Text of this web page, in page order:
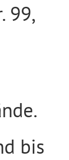
99,
bis